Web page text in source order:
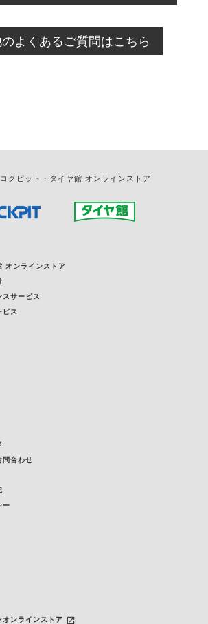
ざいます。
の3営業日前を過ぎている場合のご予約
つきましては、直接ご予約の店舗まで
よくあるご質問はこちら
コクピット・タイヤ館 オンラインストア
オンラインストア
スサービス
ビス
問合わせ
ー
オンラインストア launch